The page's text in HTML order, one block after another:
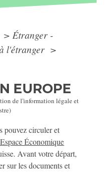
> Étranger -
l'étranger >
EUROPE
de l'information légale et
pouvez circuler et
Économique
Avant votre départ,
sur les documents et